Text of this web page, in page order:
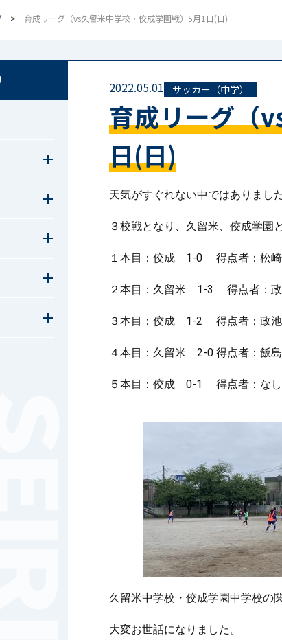
育成リーグ（vs久留米中学校・佼成学園戦）5月1日(日)
2022.05.01 サッカー（中学）
育成リーグ（
日(日)
天気がすぐれない中ではありまし
３校戦となり、久留米、佼成学園
１本目：佼成 1-0 得点者：松崎
２本目：久留米 1-3 得点者：
３本目：佼成 1-2 得点者：政池
４本目：久留米 2-0 得点者：飯
５本目：佼成 0-1 得点者：なし
久留米中学校・佼成学園中学校の
大変お世話になりました。
ﾞ編～